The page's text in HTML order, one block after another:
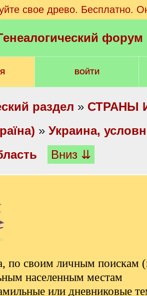
свое древо. Бесплатно.
ВОЙТИ
раздел » СТРАНЫ
» Украина,
Вниз ⇊
по своим личным поискам
населенным местам
или дневниковые